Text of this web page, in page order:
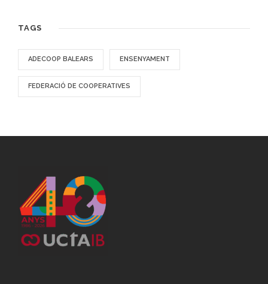
TAGS
ADECOOP BALEARS ENSENYAMENT
FEDERACIÓ DE COOPERATIVES